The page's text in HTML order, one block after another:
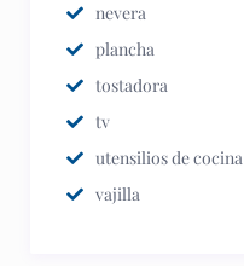
nevera
plancha
tostadora
tv
utensilios de cocina
vajilla